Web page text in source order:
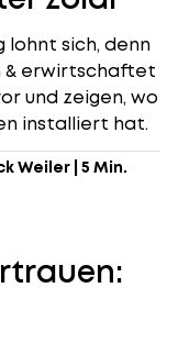
lohnt sich, denn
& erwirtschaftet
und zeigen, wo
installiert hat.
Weiler| 5 Min.